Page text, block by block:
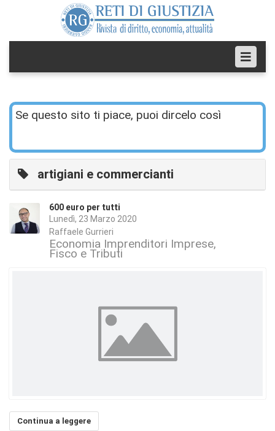
Se questo sito ti piace, puoi dircelo così
artigiani e commercianti
600 euro per tutti
Lunedì, 23 Marzo 2020
Raffaele Gurrieri
Economia Imprenditori Imprese
Fisco e Tributi
Continua a leggere